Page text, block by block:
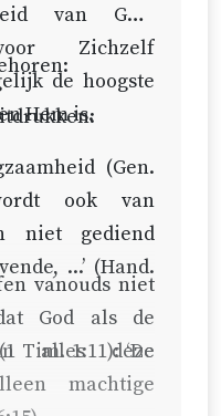
van God,
Zichzelf
de hoogste
Hem is.
(Gen.
ook van
niet gediend
...’ (Hand.
1 Tim. 1:11): ‘De
machtige
vanouds niet
God als de
alles deze